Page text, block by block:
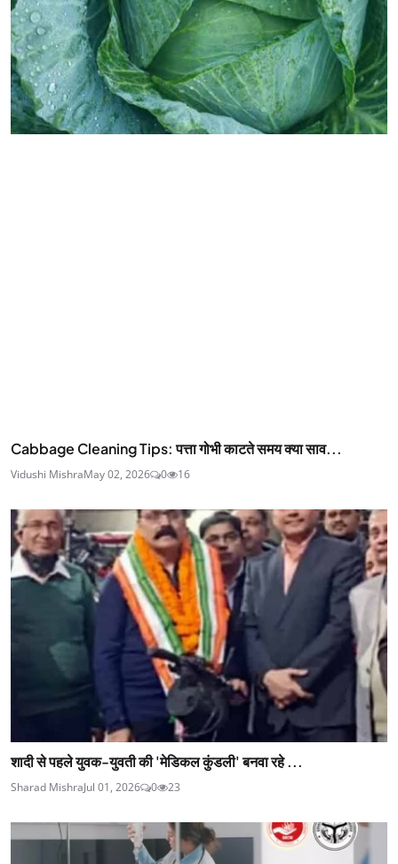
Cabbage Cleaning Tips: पत्ता गोभी काटते समय क्या साव...
Vidushi MishraMay 02, 2026 0 16
शादी से पहले युवक-युवती की 'मेडिकल कुंडली' बनवा रहे ...
Sharad MishraJul 01, 2026 0 23